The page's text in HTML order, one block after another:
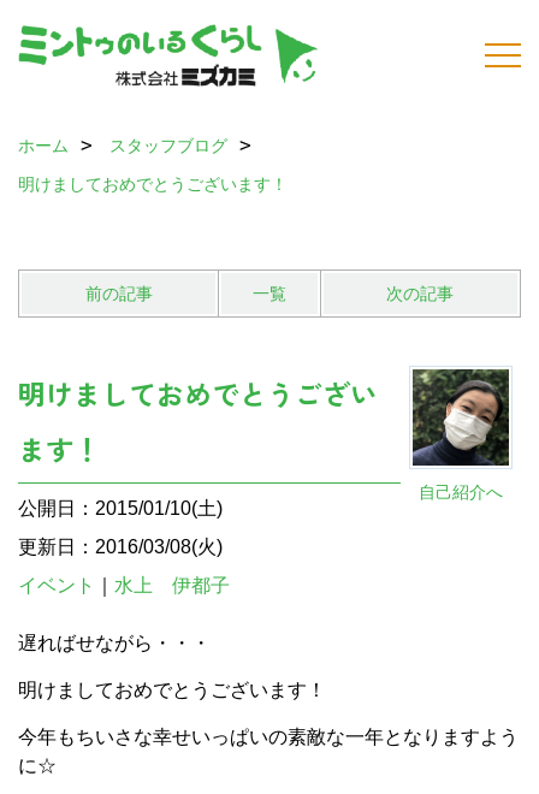
ホーム
スタッフブログ
明けましておめでとうございます！
前の記事 一覧 次の記事
自己紹介へ
明けましておめでとうござい
ます！
公開日：2015/01/10(土)
更新日：2016/03/08(火)
イベント
水上 伊都子
遅ればせながら・・・
明けましておめでとうございます！
今年もちいさな幸せいっぱいの素敵な一年となりますよう
に☆